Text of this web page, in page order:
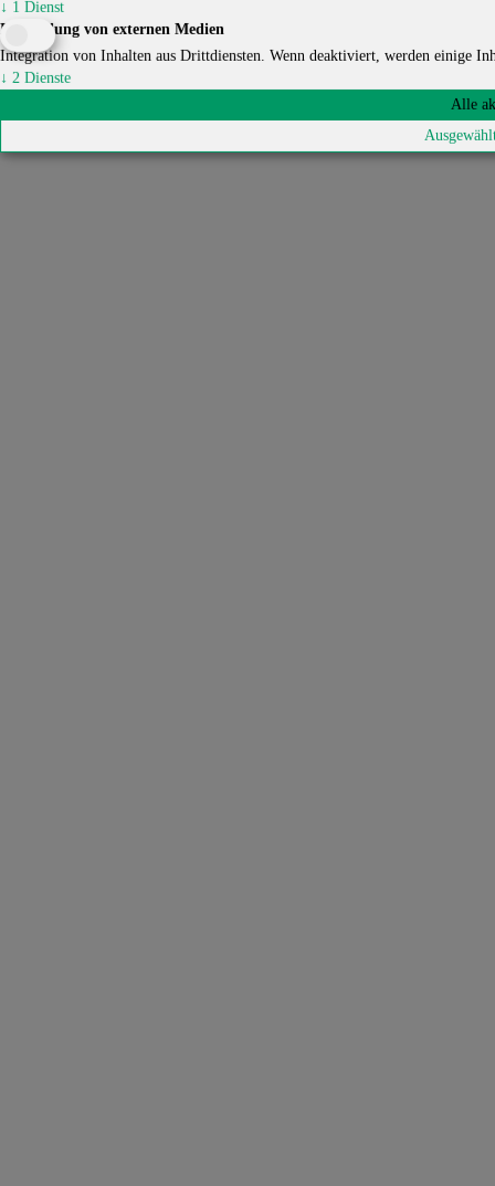
↓ 1 Dienst
Einbindung von externen Medien
Integration von Inhalten aus Drittdiensten. Wenn deaktiviert, werden einige
↓ 2 Dienste
Alle